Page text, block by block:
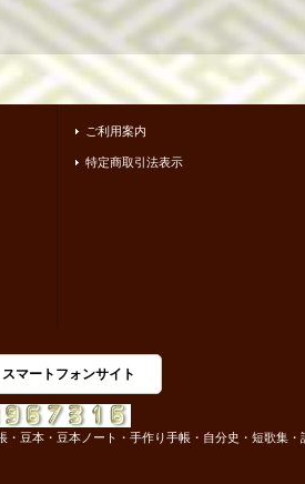
ご利用案内
特定商取引法表示
スマートフォンサイト
豆本・豆本ノート・手作り手帳・自分史・短歌集